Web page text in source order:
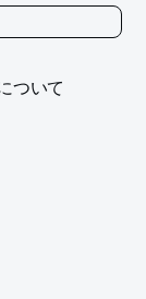
0
ついて